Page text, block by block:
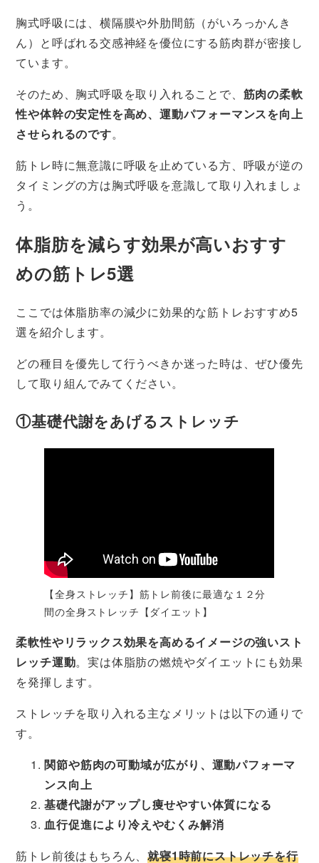
胸式呼吸には、横隔膜や外肋間筋（がいろっかんき
ん）と呼ばれる交感神経を優位にする筋肉群が密接し
ています。
そのため、胸式呼吸を取り入れることで、 筋肉の柔軟
性や体幹の安定性を高め、運動パフォーマンスを向上
させられるのです。
筋トレ時に無意識に呼吸を止めている方、呼吸が逆の
タイミングの方は胸式呼吸を意識して取り入れましょ
う。
体脂肪を減らす効果が高いおすす
めの筋トレ5選
ここでは体脂肪率の減少に効果的な筋トレおすすめ5
選を紹介します。
どの種目を優先して行うべきか迷った時は、ぜひ優先
して取り組んでみてください。
①基礎代謝をあげるストレッチ
【全身ストレッチ】筋トレ前後に最適な１２分
間の全身ストレッチ【ダイエット】
柔軟性やリラックス効果を高めるイメージの強いスト
レッチ運動。実は体脂肪の燃焼やダイエットにも効果
を発揮します。
ストレッチを取り入れる主なメリットは以下の通りで
す。
関節や筋肉の可動域が広がり、運動パフォーマ
ンス向上
基礎代謝がアップし痩せやすい体質になる
血行促進により冷えやむくみ解消
筋トレ前後はもちろん、就寝1時前にストレッチを行